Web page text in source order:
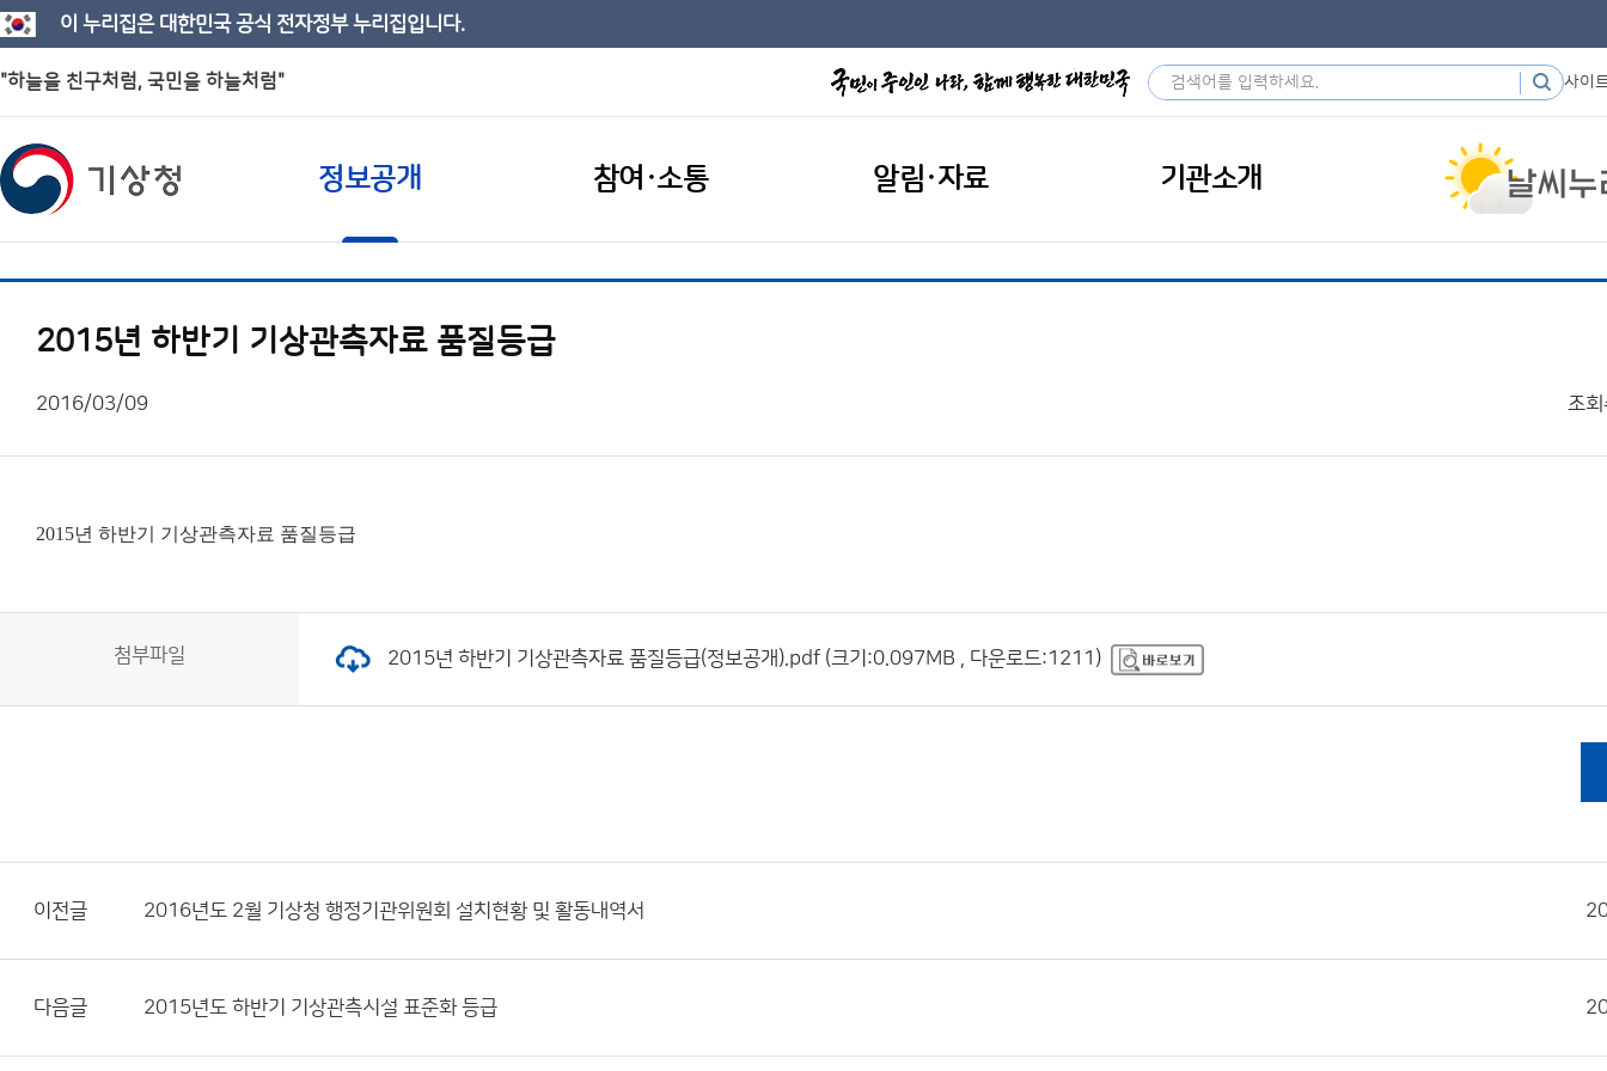
이 누리집은 대한민국 공식 전자정부 누리집입니다.
"하늘을 친구처럼, 국민을 하늘처럼" 사이
정보공개 참여·소통 알림·자료 기관소개
2015년 하반기 기상관측자료 품질등급
2016/03/09 조회
2015년 하반기 기상관측자료 품질등급
첨부파일 2015년 하반기 기상관측자료 품질등급(정보공개).pdf (크기:0.097MB , 다운로드:1211)
이전글 2016년도 2월 기상청 행정기관위원회 설치현황 및 활동내역서
다음글 2015년도 하반기 기상관측시설 표준화 등급